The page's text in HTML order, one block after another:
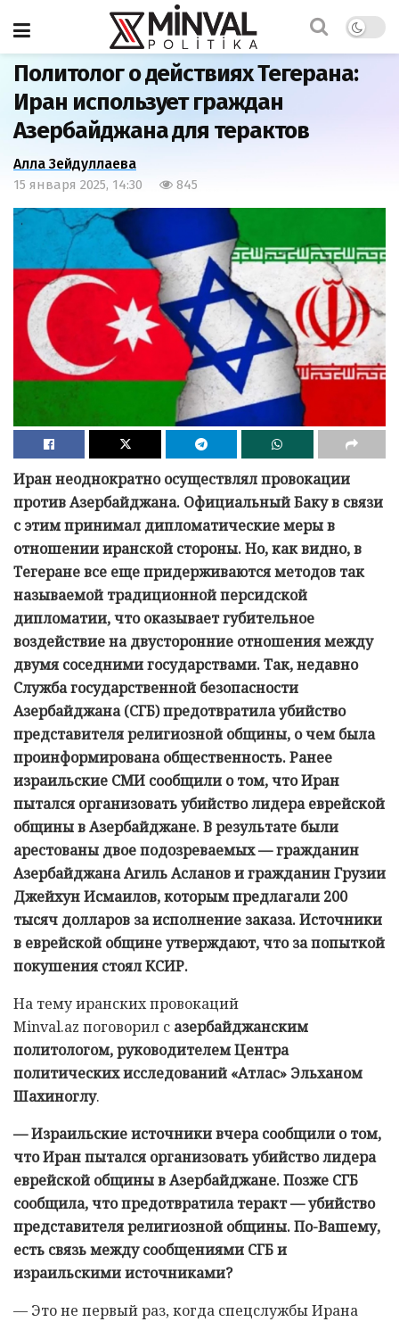
Главная
Политолог о действиях Тегерана:
Иран использует граждан
Азербайджана для терактов
Алла Зейдуллаева
15 января 2025, 14:30 845
Иран неоднократно осуществлял провокации
против Азербайджана. Официальный Баку в связи
с этим принимал дипломатические меры в
отношении иранской стороны. Но, как видно, в
Тегеране все еще придерживаются методов так
называемой традиционной персидской
дипломатии, что оказывает губительное
воздействие на двусторонние отношения между
двумя соседними государствами. Так, недавно
Служба государственной безопасности
Азербайджана (СГБ) предотвратила убийство
представителя религиозной общины, о чем была
проинформирована общественность. Ранее
израильские СМИ сообщили о том, что Иран
пытался организовать убийство лидера еврейской
общины в Азербайджане. В результате были
арестованы двое подозреваемых — гражданин
Азербайджана Агиль Асланов и гражданин Грузии
Джейхун Исмаилов, которым предлагали 200
тысяч долларов за исполнение заказа. Источники
в еврейской общине утверждают, что за попыткой
покушения стоял КСИР.
На тему иранских провокаций
Minval.az поговорил с азербайджанским
политологом, руководителем Центра
политических исследований «Атлас» Эльханом
Шахиноглу.
— Израильские источники вчера сообщили о том,
что Иран пытался организовать убийство лидера
еврейской общины в Азербайджане. Позже СГБ
сообщила, что предотвратила теракт — убийство
представителя религиозной общины. По-Вашему,
есть связь между сообщениями СГБ и
израильскими источниками?
— Это не первый раз, когда спецслужбы Ирана